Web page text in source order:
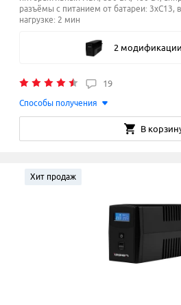
разъёмы с питанием от батареи: 3xC13,
нагрузке: 2 мин
2 модификации
19
Способы получения
В
Хит продаж